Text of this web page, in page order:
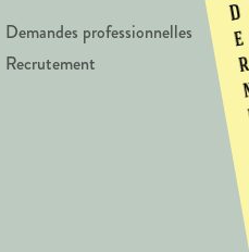
Demandes professionnelles
Recrutement
D
e